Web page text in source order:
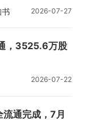
2026-07-27
，3525.6万股
2026-07-22
通完成，7月